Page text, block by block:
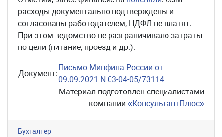
расходы документально подтверждены и
согласованы работодателем, НДФЛ не платят.
При этом ведомство не разграничивало затраты
по цели (питание, проезд и др.).
Документ:
Письмо Минфина России от
09.09.2021 N 03-04-05/73114
Материал подготовлен специалистами
компании «КонсультантПлюс»
Бухгалтер